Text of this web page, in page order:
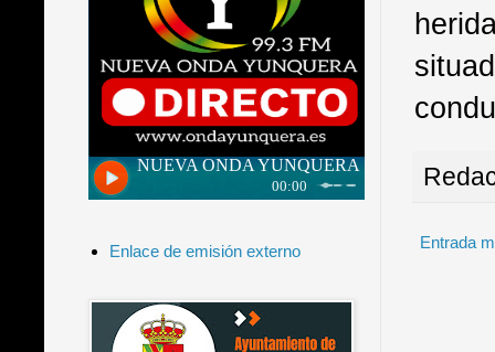
Entrada
Enlace de emisión externo